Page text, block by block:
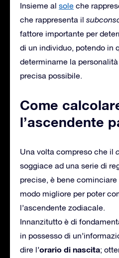
Insieme al sole che
che rappresenta il
fattore importante per
di un individuo, potendo in
determinarne la
precisa possibile.
Come
l’ascendente
Una volta compreso che il
soggiace ad una serie di
precise, è bene
modo migliore per poter
l’ascendente zodiacale.
Innanzitutto è di
in possesso di
dire l’orario di nascita;